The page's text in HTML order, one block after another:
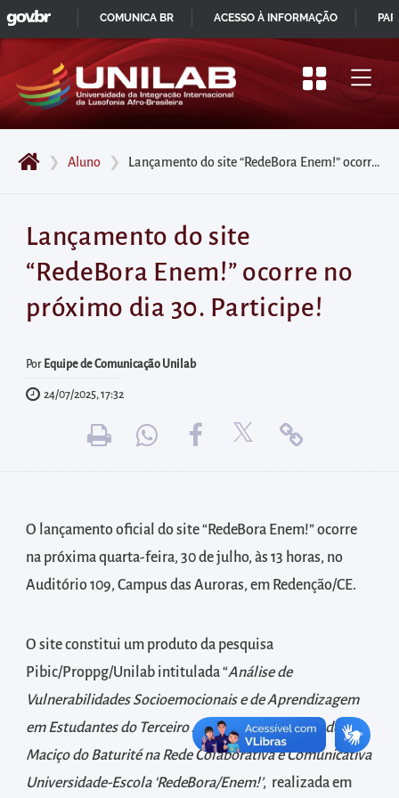
Pular
para
início
do
principal
Acessar
diretamente
menu
Acessar
diretamente
para
buscas
internas
Acessar
postas
no
rodapé
❯ Aluno ❯ Lançamento do site “RedeBora Enem!” ocorre no próximo dia 30. Participe!
Lançamento do site
“RedeBora Enem!” ocorre no
próximo dia 30. Participe!
Por Equipe de Comunicação Unilab
24/07/2025, 17:32
O lançamento oficial do site “RedeBora Enem!” ocorre
na próxima quarta-feira, 30 de julho, às 13 horas, no
Auditório 109, Campus das Auroras, em Redenção/CE.
O site constitui um produto da pesquisa
Pibic/Proppg/Unilab intitulada “Análise de
Vulnerabilidades Socioemocionais e de Aprendizagem
em Estudantes do Terceiro Ano do Ensino Médio do
Maciço do Baturité na Rede Colaborativa e Comunicativa
Universidade-Escola ‘RedeBora/Enem!’, realizada em
IR
PARA
CONTEÚDO
GOVBR
COMUNICA BR ACESSO À INFORMAÇÃO